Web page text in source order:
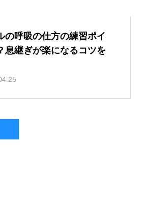
の呼吸の仕方の練習ポイ
息継ぎが楽になるコツを